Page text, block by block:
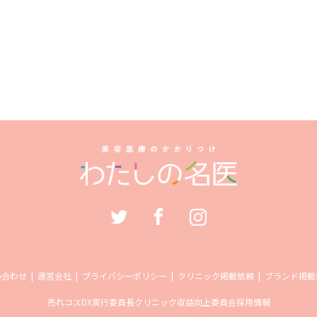
わせ 運営会社 プライバシーポリシー クリニック掲載依頼 ブランド掲
売れコスDX実行委員長クリニック収益向上委員会採用情報